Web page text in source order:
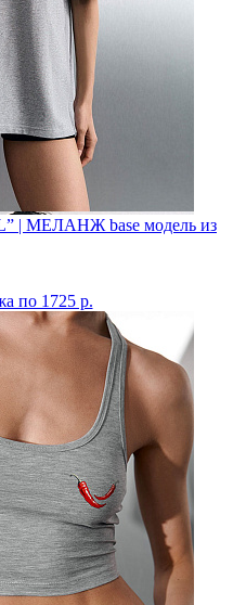
| МЕЛАНЖ base модель из
по 1725 р.